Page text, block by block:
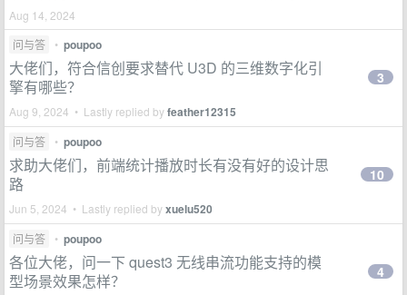
Aug 14, 2024
问与答
• poupoo
大佬们，符合信创要求替代 U3D 的三维数字化引
擎有哪些？
Aug 9, 2024 • Lastly replied byfeather12315
3
问与答 • poupoo
求助大佬们，前端统计播放时长有没有好的设计思
路
Jun 5, 2024 • Lastly replied byxuelu520
10
问与答 • poupoo
各位大佬，问一下 quest3 无线串流功能支持的模
型场景效果怎样？
4